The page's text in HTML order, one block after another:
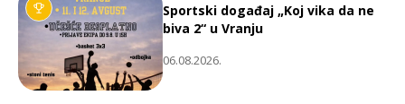
Sportski događaj „Koj vika da ne
biva 2“ u Vranju
06.08.2026.